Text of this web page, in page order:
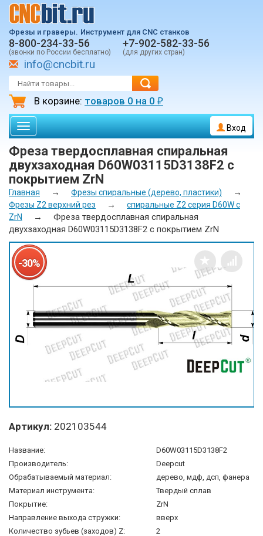
Фрезы и граверы. Инструмент для CNC станков
8-800-234-33-56
(звонки по России бесплатно)
+7-902-582-33-56
(для других стран)
info@cncbit.ru
В корзине: товаров 0 на 0 ₽
Toggle
navigation
Вход
Фреза твердосплавная спиральная
двухзаходная D60W03115D3138F2 с
покрытием ZrN
Главная → Фрезы спиральные (дерево, пластики) →
Фрезы Z2 верхний рез →
спиральные Z2 серия D60W с
ZrN
→
Фреза твердосплавная спиральная
двухзаходная D60W03115D3138F2 с покрытием ZrN
-30%
Артикул: 202103544
Название:
D60W03115D3138F2
Производитель:
Deepcut
Обрабатываемый материал:
дерево, мдф, дсп, фанера
Материал инструмента:
Твердый сплав
Покрытие:
ZrN
Направление выхода стружки:
вверх
Количество зубьев (заходов) Z:
2